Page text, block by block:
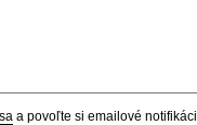
a povoľte si emailové